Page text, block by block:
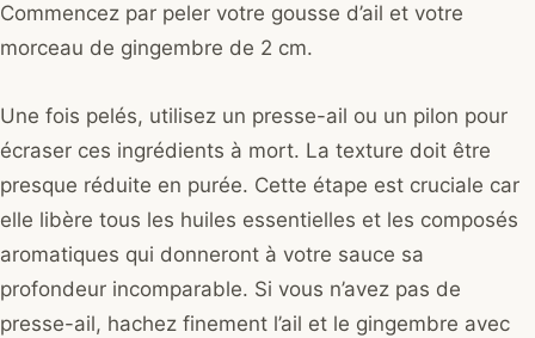
Commencez par peler votre gousse d’ail et votre
morceau de gingembre de 2 cm.
Une fois pelés, utilisez un presse-ail ou un pilon pour
écraser ces ingrédients à mort. La texture doit être
presque réduite en purée. Cette étape est cruciale car
elle libère tous les huiles essentielles et les composés
aromatiques qui donneront à votre sauce sa
profondeur incomparable. Si vous n’avez pas de
presse-ail, hachez finement l’ail et le gingembre avec